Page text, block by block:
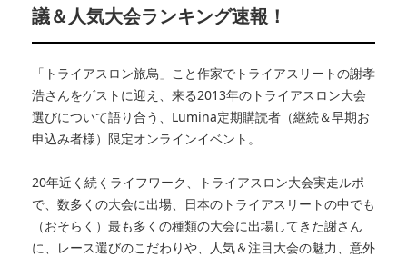
議＆人気大会ランキング速報！
「トライアスロン旅烏」こと作家でトライアスリートの謝孝
浩さんをゲストに迎え、来る2013年のトライアスロン大会
選びについて語り合う、Lumina定期購読者（継続＆早期お
申込み者様）限定オンラインイベント。
20年近く続くライフワーク、トライアスロン大会実走ルポ
で、数多くの大会に出場、日本のトライアスリートの中でも
（おそらく）最も多くの種類の大会に出場してきた謝さん
に、レース選びのこだわりや、人気＆注目大会の魅力、意外